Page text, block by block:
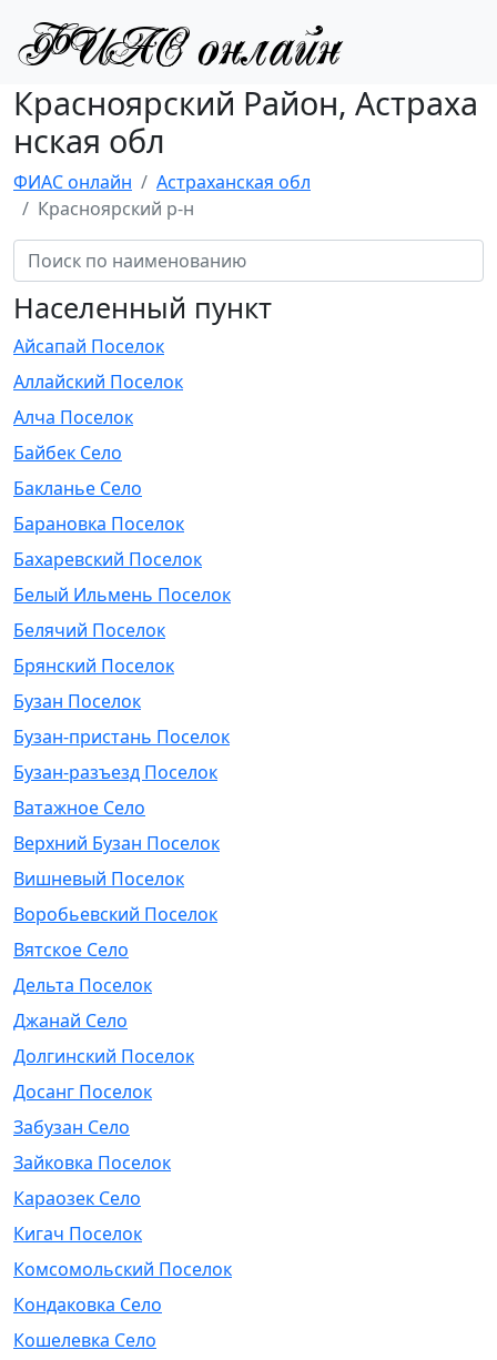
Красноярский Район, Астраха
нская обл
ФИАС онлайн
Астраханская обл
Красноярский р-н
Населенный пункт
Айсапай Поселок
Аллайский Поселок
Алча Поселок
Байбек Село
Бакланье Село
Барановка Поселок
Бахаревский Поселок
Белый Ильмень Поселок
Белячий Поселок
Брянский Поселок
Бузан Поселок
Бузан-пристань Поселок
Бузан-разъезд Поселок
Ватажное Село
Верхний Бузан Поселок
Вишневый Поселок
Воробьевский Поселок
Вятское Село
Дельта Поселок
Джанай Село
Долгинский Поселок
Досанг Поселок
Забузан Село
Зайковка Поселок
Караозек Село
Кигач Поселок
Комсомольский Поселок
Кондаковка Село
Кошелевка Село